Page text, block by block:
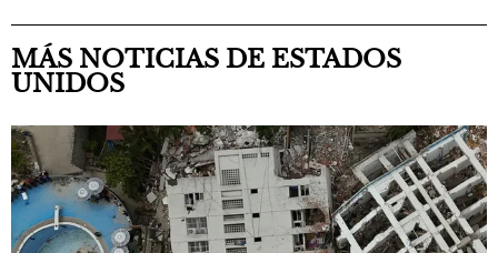
MÁS NOTICIAS DE ESTADOS
UNIDOS